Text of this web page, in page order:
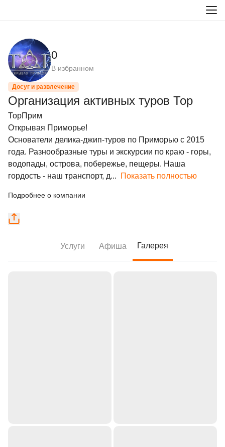
0
В избранном
Досуг и развлечение
Организация активных туров Тор
ТорПрим
Открывая Приморье!
Основатели делика-джип-туров по Приморью с 2015
года. Разнообразные туры и экскурсии по краю - горы,
водопады, острова, побережье, пещеры. Наша
гордость - наш транспорт, д... Показать полностью
Подробнее о компании
Услуги Афиша Галерея